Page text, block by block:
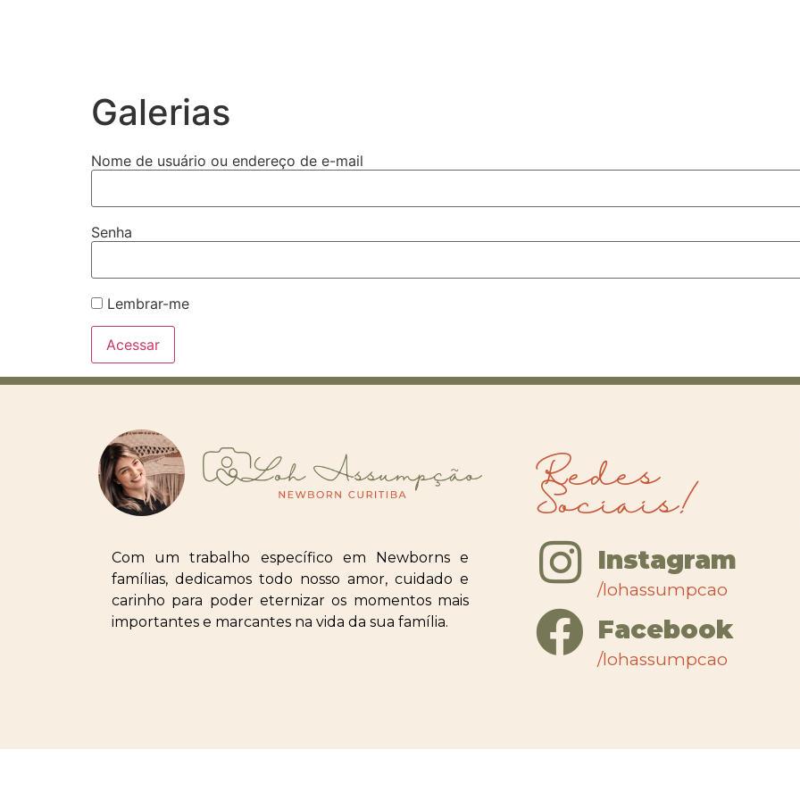
Galerias
Nome de usuário ou endereço de e-mail
Senha
Lembrar-me
Com um trabalho específico em Newborns e
famílias, dedicamos todo nosso amor, cuidado e
carinho para poder eternizar os momentos mais
importantes e marcantes na vida da sua família.
Redes
Sociais!
Instagram
/lohassumpcao
Facebook
/lohassumpcao